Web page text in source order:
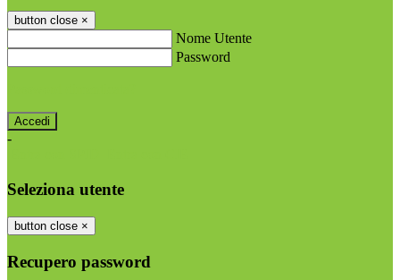
button close ×
Nome Utente
Password
-
Seleziona utente
button close ×
Recupero password